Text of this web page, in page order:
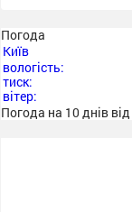
Погода
Київ
вологість:
тиск:
вітер:
Погода на 10 днів від